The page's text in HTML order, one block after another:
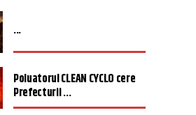
...
Poluatorul CLEAN CYCLO cere
Prefecturii ...